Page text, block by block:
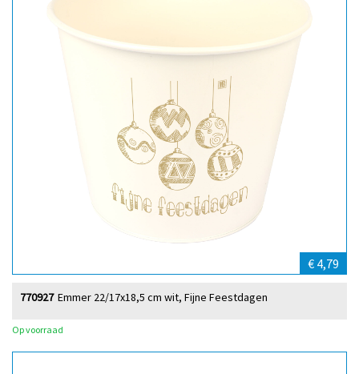
€ 4,79
Emmer 22/17x18,5 cm wit, Fijne Feestdagen
770927
Op voorraad